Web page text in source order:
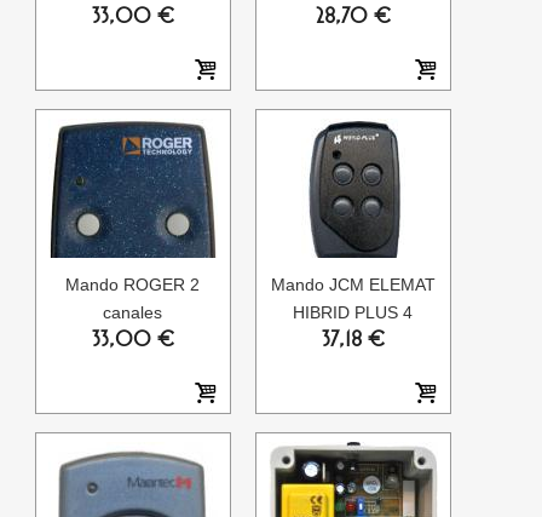
33,00 € 28,70 €
Mando ROGER 2
canales
33,00 €
Mando JCM ELEMAT
HIBRID PLUS 4
37,18 €